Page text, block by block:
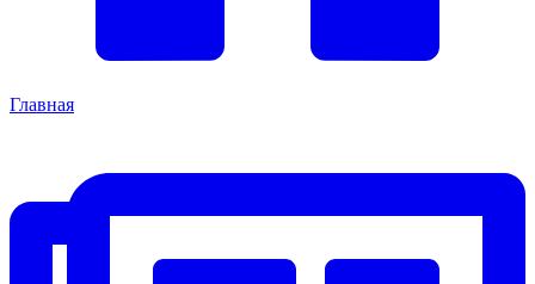
Главная